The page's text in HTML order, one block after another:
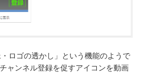
ロゴの透かし」という機能のようで
ャンネル登録を促すアイコンを動画